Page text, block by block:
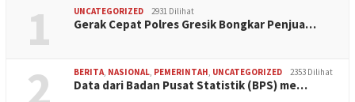
1 UNCATEGORIZED 2931 Dilihat
Gerak Cepat Polres Gresik Bongkar Penjua…
2 BERITA NASIONAL PEMERINTAH UNCATEGORIZED 2353 Dilihat
Data dari Badan Pusat Statistik (BPS) me…